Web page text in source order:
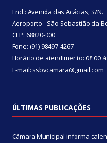
End.: Avenida das Acácias, S/N.
Aeroporto - São Sebastião da
CEP: 68820-000
Fone: (91) 98497-4267
Horário de atendimento: 08:00
E-mail: ssbvcamara@gmail.com
ÚLTIMAS PUBLICAÇÕES
Câmara Municipal informa